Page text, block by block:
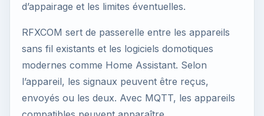
d’appairage et les limites éventuelles.
RFXCOM sert de passerelle entre les appareils
sans fil existants et les logiciels domotiques
modernes comme Home Assistant. Selon
l’appareil, les signaux peuvent être reçus,
envoyés ou les deux. Avec MQTT, les appareils